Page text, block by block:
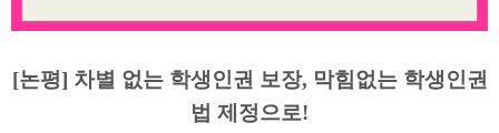
[논평] 차별 없는 학생인권 보장, 막힘없는 학생인권
법 제정으로!